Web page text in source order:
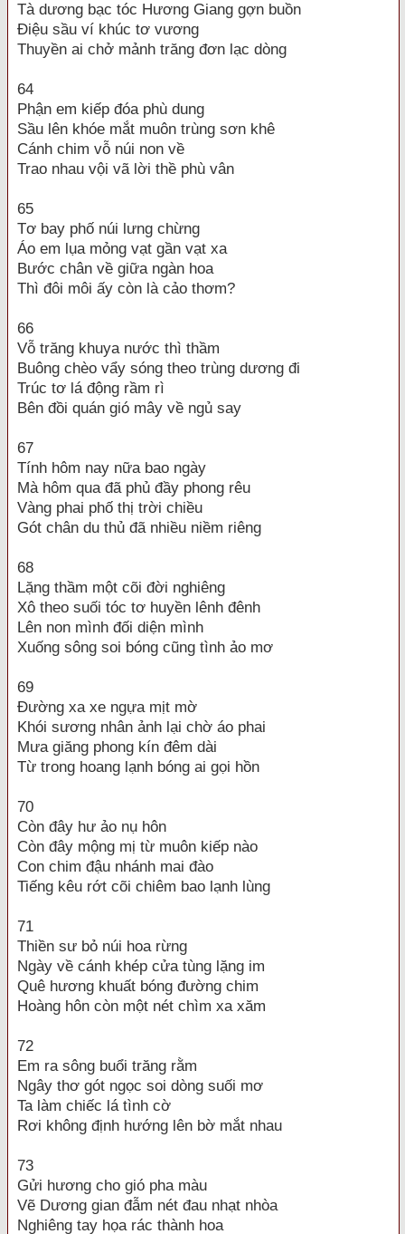
Tà dương bạc tóc Hương Giang gợn buồn
Điệu sầu ví khúc tơ vương
Thuyền ai chở mảnh trăng đơn lạc dòng
64
Phận em kiếp đóa phù dung
Sầu lên khóe mắt muôn trùng sơn khê
Cánh chim vỗ núi non về
Trao nhau vội vã lời thề phù vân
65
Tơ bay phố núi lưng chừng
Áo em lụa mỏng vạt gần vạt xa
Bước chân về giữa ngàn hoa
Thì đôi môi ấy còn là cảo thơm?
66
Vỗ trăng khuya nước thì thầm
Buông chèo vẩy sóng theo trùng dương đi
Trúc tơ lá động rầm rì
Bên đồi quán gió mây về ngủ say
67
Tính hôm nay nữa bao ngày
Mà hôm qua đã phủ đầy phong rêu
Vàng phai phố thị trời chiều
Gót chân du thủ đã nhiều niềm riêng
68
Lặng thầm một cõi đời nghiêng
Xô theo suối tóc tơ huyền lênh đênh
Lên non mình đối diện mình
Xuống sông soi bóng cũng tình ảo mơ
69
Đường xa xe ngựa mịt mờ
Khói sương nhân ảnh lại chờ áo phai
Mưa giăng phong kín đêm dài
Từ trong hoang lạnh bóng ai gọi hồn
70
Còn đây hư ảo nụ hôn
Còn đây mộng mị từ muôn kiếp nào
Con chim đậu nhánh mai đào
Tiếng kêu rớt cõi chiêm bao lạnh lùng
71
Thiền sư bỏ núi hoa rừng
Ngày về cánh khép cửa tùng lặng im
Quê hương khuất bóng đường chim
Hoàng hôn còn một nét chìm xa xăm
72
Em ra sông buổi trăng rằm
Ngây thơ gót ngọc soi dòng suối mơ
Ta làm chiếc lá tình cờ
Rơi không định hướng lên bờ mắt nhau
73
Gửi hương cho gió pha màu
Vẽ Dương gian đẫm nét đau nhạt nhòa
Nghiêng tay họa rác thành hoa